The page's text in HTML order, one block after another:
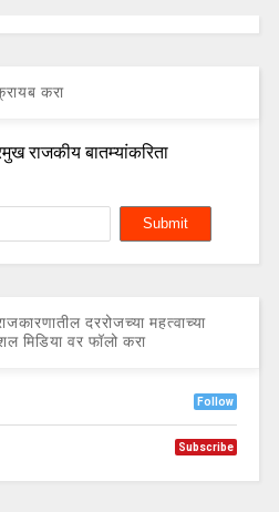
करा
राजकीय बातम्यांकरिता
दररोजच्या महत्वाच्या
मिडिया वर फॉलो करा
Follow
Subscribe